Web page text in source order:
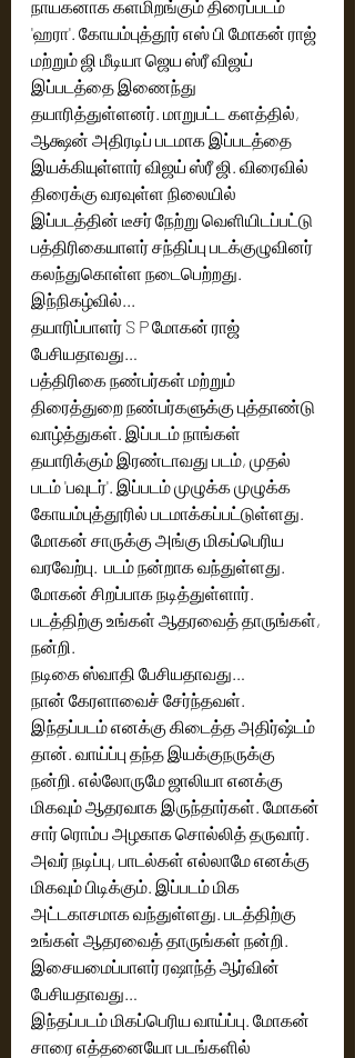
நாயகனாக களமிறங்கும் திரைப்படம்
'ஹரா'. கோயம்புத்தூர் எஸ் பி மோகன் ராஜ்
மற்றும் ஜி மீடியா ஜெய ஸ்ரீ விஜய்
இப்படத்தை இணைந்து
தயாரித்துள்ளனர். மாறுபட்ட களத்தில்,
ஆக்ஷன் அதிரடிப் படமாக இப்படத்தை
இயக்கியுள்ளார் விஜய் ஸ்ரீ ஜி. விரைவில்
திரைக்கு வரவுள்ள நிலையில்
இப்படத்தின் டீசர் நேற்று வெளியிடப்பட்டு
பத்திரிகையாளர் சந்திப்பு படக்குழுவினர்
கலந்துகொள்ள நடைபெற்றது.
இந்நிகழ்வில்...
தயாரிப்பாளர் S P மோகன் ராஜ்
பேசியதாவது…
பத்திரிகை நண்பர்கள் மற்றும்
திரைத்துறை நண்பர்களுக்கு புத்தாண்டு
வாழ்த்துகள். இப்படம் நாங்கள்
தயாரிக்கும் இரண்டாவது படம், முதல்
படம் 'பவுடர்'. இப்படம் முழுக்க முழுக்க
கோயம்புத்தூரில் படமாக்கப்பட்டுள்ளது.
மோகன் சாருக்கு அங்கு மிகப்பெரிய
வரவேற்பு.  படம் நன்றாக வந்துள்ளது.
மோகன் சிறப்பாக நடித்துள்ளார்.
படத்திற்கு உங்கள் ஆதரவைத் தாருங்கள்,
நன்றி.
நடிகை ஸ்வாதி பேசியதாவது…
நான் கேரளாவைச் சேர்ந்தவள்.
இந்தப்படம் எனக்கு கிடைத்த அதிர்ஷ்டம்
தான். வாய்ப்பு தந்த இயக்குநருக்கு
நன்றி. எல்லோருமே ஜாலியா எனக்கு
மிகவும் ஆதரவாக இருந்தார்கள். மோகன்
சார் ரொம்ப அழகாக சொல்லித் தருவார்.
அவர் நடிப்பு, பாடல்கள் எல்லாமே எனக்கு
மிகவும் பிடிக்கும். இப்படம் மிக
அட்டகாசமாக வந்துள்ளது. படத்திற்கு
உங்கள் ஆதரவைத் தாருங்கள் நன்றி.
இசையமைப்பாளர் ரஷாந்த் ஆர்வின்
பேசியதாவது…
இந்தப்படம் மிகப்பெரிய வாய்ப்பு. மோகன்
சாரை எத்தனையோ படங்களில்